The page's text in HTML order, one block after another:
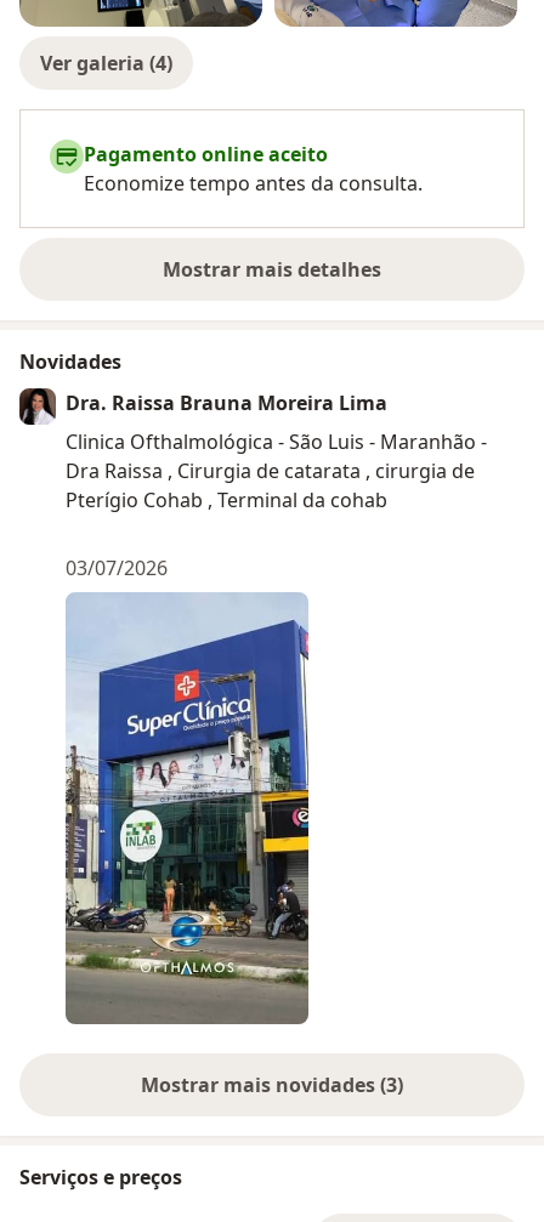
Ver galeria (4)
Pagamento online aceito
Economize tempo antes da consulta.
Mostrar mais detalhes
sobre a experiência
Novidades
Dra. Raissa Brauna Moreira Lima
Clinica Ofthalmológica - São Luis - Maranhão -
Dra Raissa , Cirurgia de catarata , cirurgia de
Pterígio Cohab , Terminal da cohab
03/07/2026
Mostrar mais novidades (3)
Serviços e preços